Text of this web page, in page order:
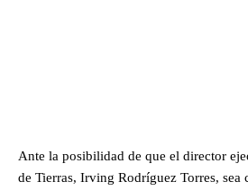
Ante la posibilidad de que el director
de Tierras, Irving Rodríguez Torres, sea